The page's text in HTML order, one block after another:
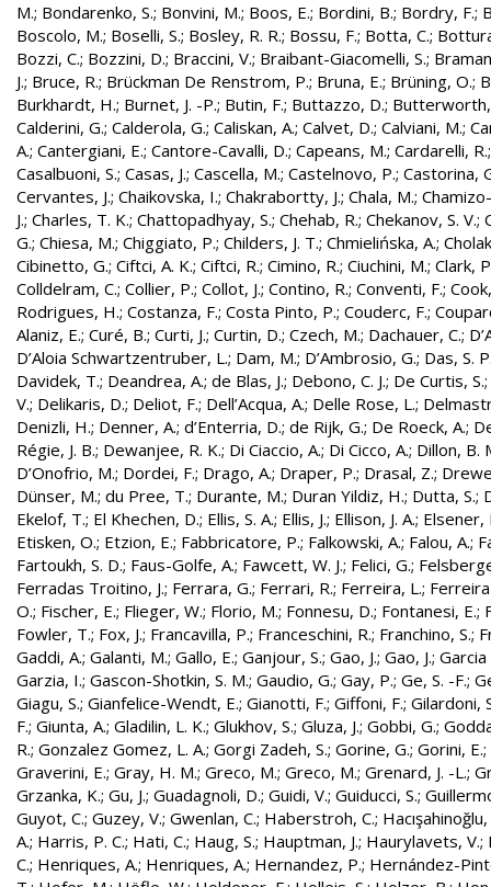
M.; Bondarenko, S.; Bonvini, M.; Boos, E.; Bordini, B.; Bordry, F.;
Boscolo, M.; Boselli, S.; Bosley, R. R.; Bossu, F.; Botta, C.;
Bozzi, C.; Bozzini, D.; Braccini, V.; Braibant-Giacomelli, S.;
J.; Bruce, R.; Brückman De Renstrom, P.; Bruna, E.; Brüning, O.;
Burkhardt, H.; Burnet, J. -P.; Butin, F.; Buttazzo, D.;
Calderini, G.; Calderola, G.; Caliskan, A.; Calvet, D.; Calviani, M.;
A.; Cantergiani, E.; Cantore-Cavalli, D.; Capeans, M.; Cardarelli, R.
Casalbuoni, S.; Casas, J.; Cascella, M.; Castelnovo, P.; Castorina,
Cervantes, J.; Chaikovska, I.; Chakrabortty, J.; Chala, M.;
J.; Charles, T. K.; Chattopadhyay, S.; Chehab, R.; Chekanov, S. V.;
G.; Chiesa, M.; Chiggiato, P.; Childers, J. T.; Chmielińska, A.;
Cibinetto, G.; Ciftci, A. K.; Ciftci, R.; Cimino, R.; Ciuchini, M.; Clark,
Colldelram, C.; Collier, P.; Collot, J.; Contino, R.; Conventi, F.;
Rodrigues, H.; Costanza, F.; Costa Pinto, P.; Couderc, F.;
Alaniz, E.; Curé, B.; Curti, J.; Curtin, D.; Czech, M.; Dachauer, C.;
D’Aloia Schwartzentruber, L.; Dam, M.; D’Ambrosio, G.; Das, S.
Davidek, T.; Deandrea, A.; de Blas, J.; Debono, C. J.; De Curtis, S.;
V.; Delikaris, D.; Deliot, F.; Dell’Acqua, A.; Delle Rose, L.;
Denizli, H.; Denner, A.; d’Enterria, D.; de Rijk, G.; De Roeck, A.;
Régie, J. B.; Dewanjee, R. K.; Di Ciaccio, A.; Di Cicco, A.; Dillon, B.
D’Onofrio, M.; Dordei, F.; Drago, A.; Draper, P.; Drasal, Z.;
Dünser, M.; du Pree, T.; Durante, M.; Duran Yildiz, H.; Dutta, S.;
Ekelof, T.; El Khechen, D.; Ellis, S. A.; Ellis, J.; Ellison, J. A.; Elsener,
Etisken, O.; Etzion, E.; Fabbricatore, P.; Falkowski, A.; Falou, A.;
Fartoukh, S. D.; Faus-Golfe, A.; Fawcett, W. J.; Felici, G.;
Ferradas Troitino, J.; Ferrara, G.; Ferrari, R.; Ferreira, L.;
O.; Fischer, E.; Flieger, W.; Florio, M.; Fonnesu, D.; Fontanesi, E.;
Fowler, T.; Fox, J.; Francavilla, P.; Franceschini, R.; Franchino, S.;
Gaddi, A.; Galanti, M.; Gallo, E.; Ganjour, S.; Gao, J.; Gao, J.; Garcia
Garzia, I.; Gascon-Shotkin, S. M.; Gaudio, G.; Gay, P.; Ge, S. -F.;
Giagu, S.; Gianfelice-Wendt, E.; Gianotti, F.; Giffoni, F.; Gilardoni,
F.; Giunta, A.; Gladilin, L. K.; Glukhov, S.; Gluza, J.; Gobbi, G.;
R.; Gonzalez Gomez, L. A.; Gorgi Zadeh, S.; Gorine, G.; Gorini, E.;
Graverini, E.; Gray, H. M.; Greco, M.; Greco, M.; Grenard, J. -L.;
Grzanka, K.; Gu, J.; Guadagnoli, D.; Guidi, V.; Guiducci, S.;
Guyot, C.; Guzey, V.; Gwenlan, C.; Haberstroh, C.;
A.; Harris, P. C.; Hati, C.; Haug, S.; Hauptman, J.; Haurylavets, V.;
C.; Henriques, A.; Henriques, A.; Hernandez, P.; Hernández-